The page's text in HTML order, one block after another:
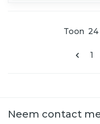
U
1
Toon
Neem contact